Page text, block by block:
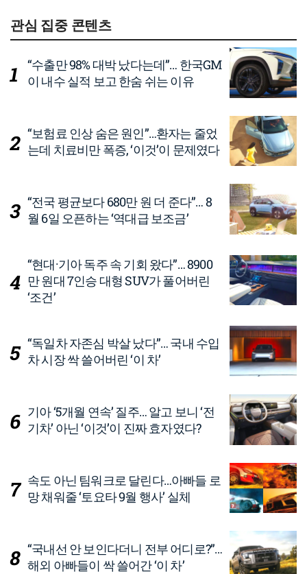
관심 집중 콘텐츠
“수출만 98% 대박 났다는데”… 한국GM
이 내수 실적 보고 한숨 쉬는 이유
“보험료 인상 숨은 원인”…환자는 줄었
는데 치료비만 폭증, ‘이것’이 문제였다
“전국 평균보다 680만 원 더 준다”… 8
월 6일 오픈하는 ‘역대급 보조금’
“현대·기아 독주 속 기회 왔다”… 8900
만 원대 7인승 대형 SUV가 풀어버린
‘조건’
“독일차 자존심 박살 났다”… 국내 수입
차 시장 싹 쓸어버린 ‘이 차’
기아 ‘5개월 연속’ 질주… 알고 보니 ‘전
기차’ 아닌 ‘이것’이 진짜 효자였다?
속도 아닌 팀워크로 달린다…아빠들 로
망 채워줄 ‘토요타 9월 행사’ 실체
“국내선 안 보인다더니 전부 어디로?”…
해외 아빠들이 싹 쓸어간 ‘이 차’